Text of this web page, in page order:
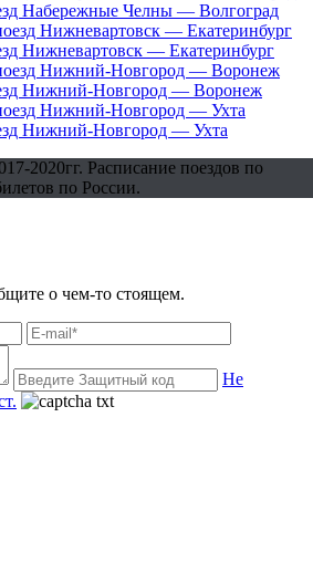
Набережные Челны — Волгоград
Нижневартовск — Екатеринбург
Нижний-Новгород — Воронеж
Нижний-Новгород — Ухта
2020гг. Расписание поездов по
по России.
о чем-то стоящем.
Не